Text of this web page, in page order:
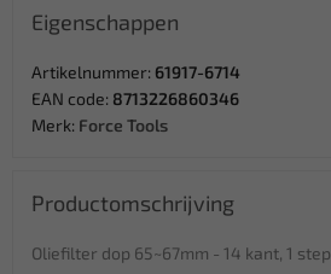
Eigenschappen
Artikelnummer: 61917-6714
EAN code: 8713226860346
Merk: Force Tools
Productomschrijving
Oliefilter dop 65~67mm - 14 kant, 1 step